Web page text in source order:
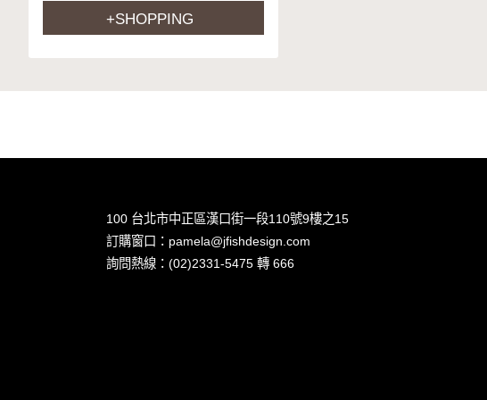
+SHOPPING
100 台北市中正區漢口街一段110號9樓之15
訂購窗口：pamela@jfishdesign.com
詢問熱線：(02)2331-5475 轉 666